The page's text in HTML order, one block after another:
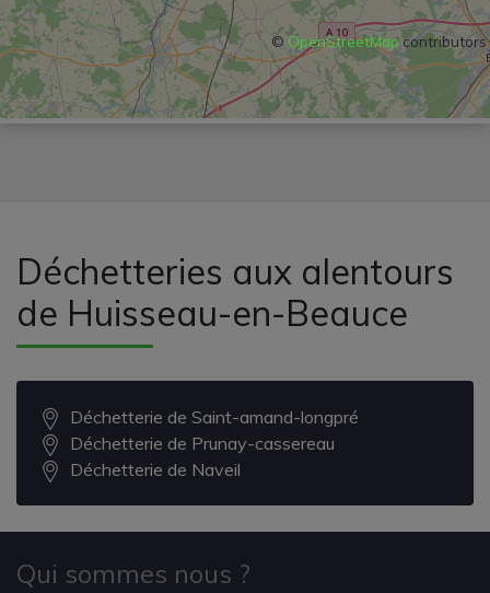
© OpenStreetMapcontributors
Déchetteries aux alentours
de Huisseau-en-Beauce
Déchetterie de Saint-amand-longpré
Déchetterie de Prunay-cassereau
Déchetterie de Naveil
Qui sommes nous ?